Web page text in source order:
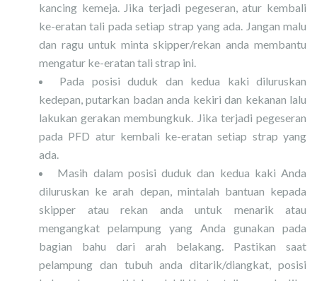
kancing kemeja. Jika terjadi pegeseran, atur kembali
ke-eratan tali pada setiap strap yang ada. Jangan malu
dan ragu untuk minta skipper/rekan anda membantu
mengatur ke-eratan tali strap ini.
Pada posisi duduk dan kedua kaki diluruskan
kedepan, putarkan badan anda kekiri dan kekanan lalu
lakukan gerakan membungkuk. Jika terjadi pegeseran
pada PFD atur kembali ke-eratan setiap strap yang
ada.
Masih dalam posisi duduk dan kedua kaki Anda
diluruskan ke arah depan, mintalah bantuan kepada
skipper atau rekan anda untuk menarik atau
mengangkat pelampung yang Anda gunakan pada
bagian bahu dari arah belakang. Pastikan saat
pelampung dan tubuh anda ditarik/diangkat, posisi